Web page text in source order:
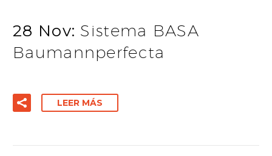
28 Nov: Sistema BASA
Baumannperfecta
LEER MÁS